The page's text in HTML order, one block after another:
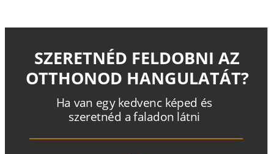
Ha van egy kedvenc képed és
szeretnéd a faladon látni
SZERETNÉD FELDOBNI AZ
OTTHONOD HANGULATÁT?